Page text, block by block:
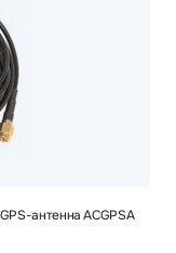
антенна ACGPSA